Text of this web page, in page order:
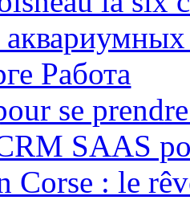
Работа
se
SAAS
Corse : le